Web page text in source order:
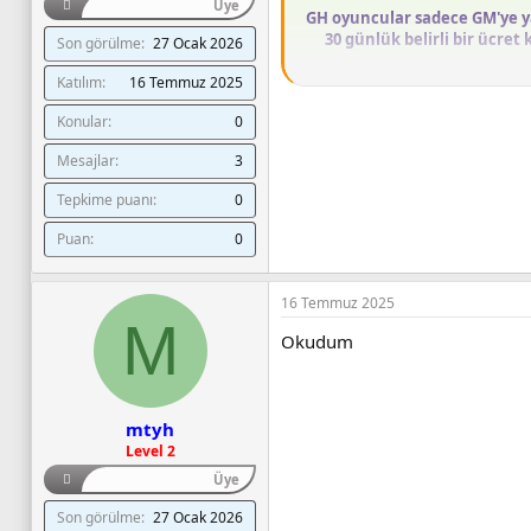
Üye
Son görülme
27 Ocak 2026
Katılım
16 Temmuz 2025
Konular
0
Mesajlar
3
Tepkime puanı
0
Puan
0
GH oyuncular sadece GM'ye
30 günlük belirli bir ücret
tane birden atabilir.
Event esnasında
Eventler esnasında
M
mtyh
Level 2
Üye
Son görülme
27 Ocak 2026
16 Temmuz 2025
Okudum